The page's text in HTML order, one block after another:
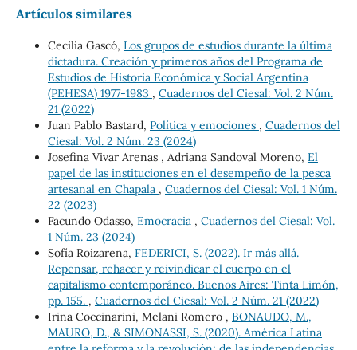
Artículos similares
Cecilia Gascó, Los grupos de estudios durante la última
dictadura. Creación y primeros años del Programa de
Estudios de Historia Económica y Social Argentina
(PEHESA) 1977-1983 , Cuadernos del Ciesal: Vol. 2 Núm.
21 (2022)
Juan Pablo Bastard, Política y emociones , Cuadernos del
Ciesal: Vol. 2 Núm. 23 (2024)
Josefina Vivar Arenas , Adriana Sandoval Moreno, El
papel de las instituciones en el desempeño de la pesca
artesanal en Chapala , Cuadernos del Ciesal: Vol. 1 Núm.
22 (2023)
Facundo Odasso, Emocracia , Cuadernos del Ciesal: Vol.
1 Núm. 23 (2024)
Sofía Roizarena, FEDERICI, S. (2022). Ir más allá.
Repensar, rehacer y reivindicar el cuerpo en el
capitalismo contemporáneo. Buenos Aires: Tinta Limón,
pp. 155. , Cuadernos del Ciesal: Vol. 2 Núm. 21 (2022)
Irina Coccinarini, Melani Romero , BONAUDO, M.,
MAURO, D., & SIMONASSI, S. (2020). América Latina